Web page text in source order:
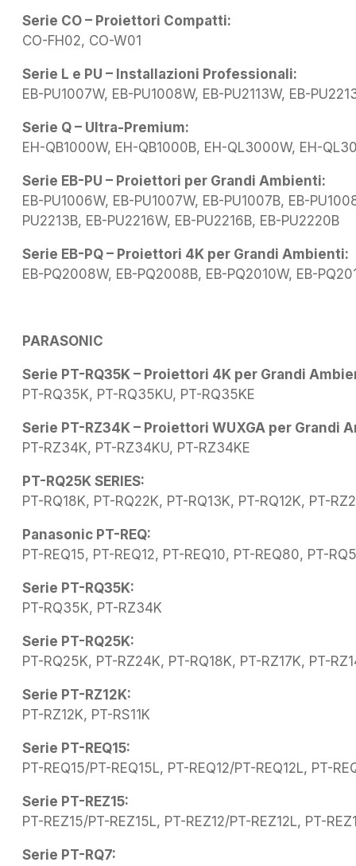
Serie CO – Proiettori Compatti:
CO-FH02, CO-W01
Serie L e PU – Installazioni Professionali:
EB-PU1007W, EB-PU1008W, EB-PU2113W, EB-
Serie Q – Ultra-Premium:
EH-QB1000W, EH-QB1000B, EH-QL3000W, EH-
Serie EB-PU – Proiettori per Grandi Ambienti:
EB-PU1006W, EB-PU1007W, EB-PU1007B, EB-
PU2213B, EB-PU2216W, EB-PU2216B, EB-PU2220B
Serie EB-PQ – Proiettori 4K per Grandi Ambienti:
EB-PQ2008W, EB-PQ2008B, EB-PQ2010W, EB-
PARASONIC
Serie PT-RQ35K – Proiettori 4K per Grandi
PT-RQ35K, PT-RQ35KU, PT-RQ35KE
Serie PT-RZ34K – Proiettori WUXGA per Grandi
PT-RZ34K, PT-RZ34KU, PT-RZ34KE
PT-RQ25K SERIES:
PT-RQ18K, PT-RQ22K, PT-RQ13K, PT-RQ12K, PT-
Panasonic PT-REQ:
PT-REQ15, PT-REQ12, PT-REQ10, PT-REQ80, PT-
Serie PT-RQ35K:
PT-RQ35K, PT-RZ34K
Serie PT-RQ25K:
PT-RQ25K, PT-RZ24K, PT-RQ18K, PT-RZ17K, PT-
Serie PT-RZ12K:
PT-RZ12K, PT-RS11K
Serie PT-REQ15:
PT-REQ15/PT-REQ15L, PT-REQ12/PT-REQ12L, PT-
Serie PT-REZ15:
PT-REZ15/PT-REZ15L, PT-REZ12/PT-REZ12L, PT-
Serie PT-RQ7: